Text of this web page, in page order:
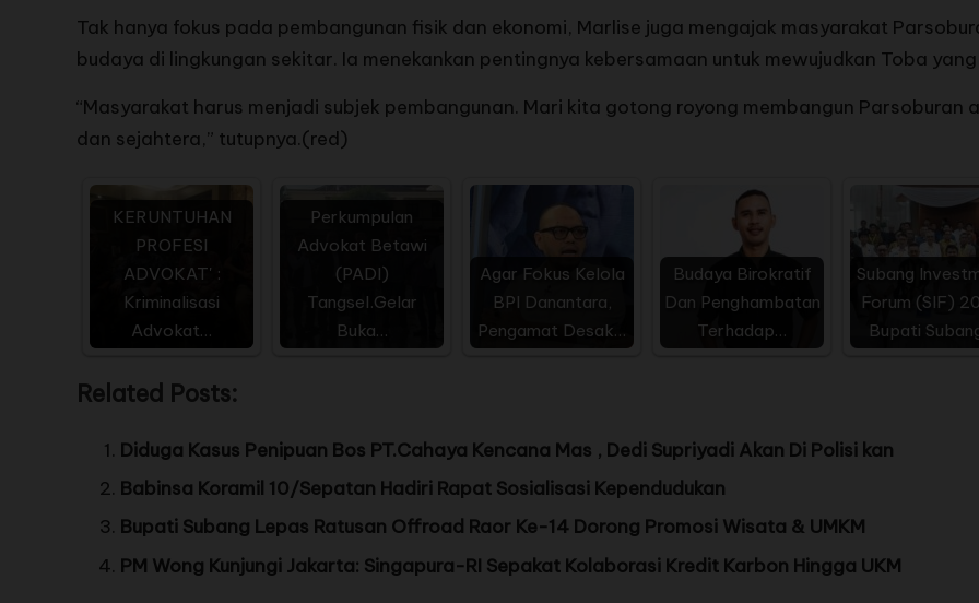
Tak hanya fokus pada pembangunan fisik dan ekonomi, Marlise juga mengajak masyarakat
budaya di lingkungan sekitar. Ia menekankan pentingnya kebersamaan untuk mewujudkan Toba
“Masyarakat harus menjadi subjek pembangunan. Mari kita gotong royong membangun Parsoburan
dan sejahtera,” tutupnya.(red)
KERUNTUHAN
PROFESI
ADVOKAT' :
Kriminalisasi
Advokat…
Perkumpulan
Advokat Betawi
(PADI)
Tangsel.Gelar
Buka…
Agar Fokus Kelola
BPI Danantara,
Pengamat Desak…
Budaya Birokratif
Dan Penghambatan
Terhadap…
Subang
Forum (SIF)
Bupati
Related Posts:
Diduga Kasus Penipuan Bos PT.Cahaya Kencana Mas , Dedi Supriyadi Akan Di Polisi kan
Babinsa Koramil 10/Sepatan Hadiri Rapat Sosialisasi Kependudukan
Bupati Subang Lepas Ratusan Offroad Raor Ke-14 Dorong Promosi Wisata & UMKM
PM Wong Kunjungi Jakarta: Singapura-RI Sepakat Kolaborasi Kredit Karbon Hingga UKM